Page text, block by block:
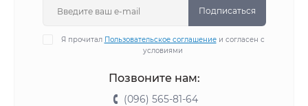
Подписаться
Я прочитал Пользовательское соглашениеи согласен с
условиями
Позвоните нам:
(096) 565-81-64